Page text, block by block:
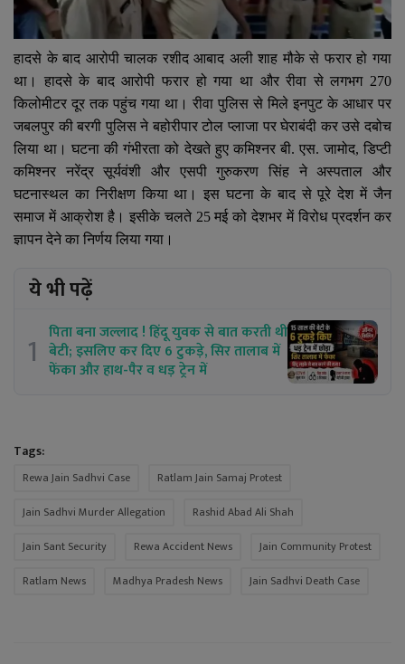
हादसे के बाद आरोपी चालक रशीद आबाद अली शाह मौके से फरार हो गया
था। हादसे के बाद आरोपी फरार हो गया था और रीवा से लगभग 270
किलोमीटर दूर तक पहुंच गया था। रीवा पुलिस से मिले इनपुट के आधार पर
जबलपुर की बरगी पुलिस ने बहोरीपार टोल प्लाजा पर घेराबंदी कर उसे दबोच
लिया था। घटना की गंभीरता को देखते हुए कमिश्नर बी. एस. जामोद,डिप्टी
कमिश्नर नरेंद्र सूर्यवंशी और एसपी गुरुकरण सिंह ने अस्पताल और
घटनास्थल का निरीक्षण किया था। इस घटना के बाद से पूरे देश में जैन
समाज में आक्रोश है। इसीके चलते 25 मई को देशभर में विरोध प्रदर्शन कर
ज्ञापन देने का निर्णय लिया गया।
ये भी पढ़ें
1 पिता बना जल्लाद ! हिंदू युवक से बात करती थी
बेटी; इसलिए कर दिए 6 टुकड़े, सिर तालाब में
फेंका और हाथ-पैर व धड़ ट्रेन में
Tags:
Rewa Jain Sadhvi Case
Ratlam Jain Samaj Protest
Jain Sadhvi Murder Allegation
Rashid Abad Ali Shah
Jain Sant Security
Rewa Accident News
Jain Community Protest
Ratlam News
Madhya Pradesh News Jain Sadhvi Death Case